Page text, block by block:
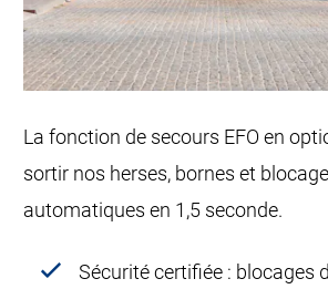
La fonction de secours EFO en
sortir nos herses, bornes et
automatiques en 1,5 seconde.
Sécurité certifiée : blocages